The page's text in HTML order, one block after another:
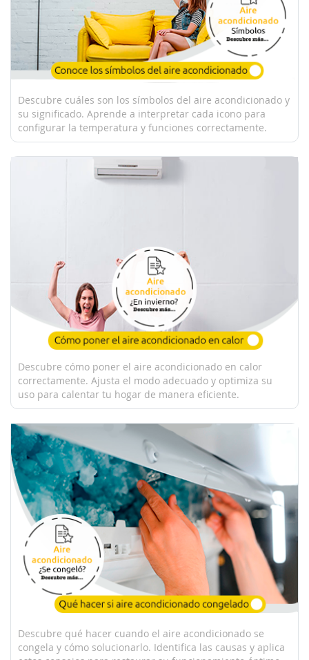
Descubre cuáles son los símbolos del aire acondicionado y
su significado. Aprende a interpretar cada icono para
configurar la temperatura y funciones correctamente.
Descubre cómo poner el aire acondicionado en calor
correctamente. Ajusta el modo adecuado y optimiza su
uso para calentar tu hogar de manera eficiente.
Descubre qué hacer cuando el aire acondicionado se
congela y cómo solucionarlo. Identifica las causas y aplica